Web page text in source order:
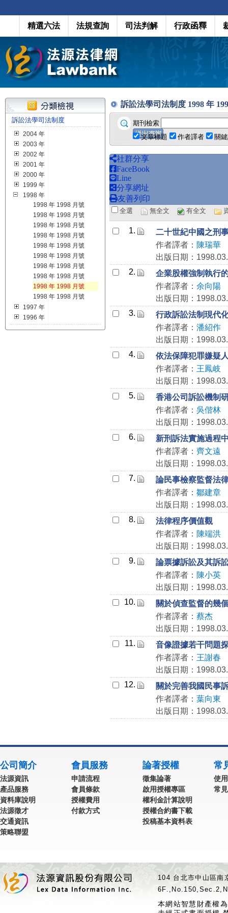
精選六法 法規查詢 司法判解 行政函釋
訴訟法學司法制度
2004 年
2003 年
2002 年
2001 年
2000 年
1999 年
1998 年
1998 年 1998 月號
1998 年 1998 月號
1998 年 1998 月號
1998 年 1998 月號
1998 年 1998 月號
1998 年 1998 月號
1998 年 1998 月號
1998 年 1998 月號
1998 年 1998 月號
1998 年 1998 月號
1997 年
1996 年
訴訟法學司法制度 1998 年
期刊檢索
文章標題
作者譯者 關
社群分享
FaceBook
Line
分享網址
友善列印
全選 無全文 有全文
1.
二十世紀中國之刑
作者譯者： 陳瑞華
出版日期：
2.
企業股權強制執行
作者譯者： 余向陽
出版日期：
3.
行政訴訟法制現代
作者譯者： 潘紹作
出版日期：
4.
依法保障犯罪嫌疑
作者譯者： 王鳳岐
出版日期：
5.
香港公司訴訟機制
作者譯者： 吳偕林
出版日期：
6.
新刑訴法實施過程
作者譯者： 齊文遠
出版日期：
7.
論民事檢察監督法
作者譯者： 鄒建章
出版日期：
8.
法律程序價值觀
作者譯者： 陳端洪
出版日期：
9.
論票據訴訟及其訴
作者譯者： 陳小英
出版日期：
10.
關於偵查監督的幾
作者譯者： 蔡杰
出版日期：
11.
音像證據若干問題
作者譯者： 王謝春
出版日期：
12.
關於完善我國民事
作者譯者： 葉向東
出版日期：
公司簡介
法源資訊
產品服務
資料庫說明
法源徵才
交通資訊
策略聯盟
會員服務
申請流程
會員條款
授權費用
付款方式
論著授權
徵集論著
啟用授權專區
權利金計算說明
授權合約書下載
投稿基本資料表
常
使
常
104 台北市中山區
本網站智慧財產權